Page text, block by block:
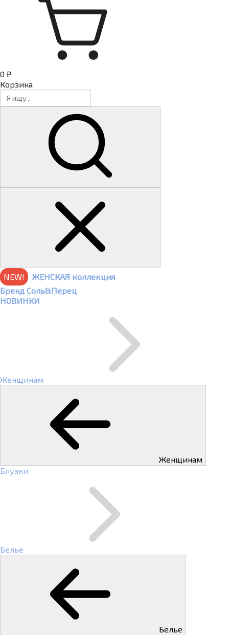
0 ₽
Корзина
NEW!
ЖЕНСКАЯ коллекция
Бренд Соль&Перец
НОВИНКИ
Женщинам
Женщинам
Блузки
Белье
Белье